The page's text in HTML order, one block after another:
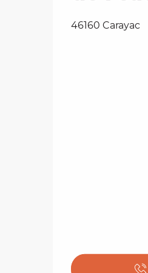
46160 Carayac